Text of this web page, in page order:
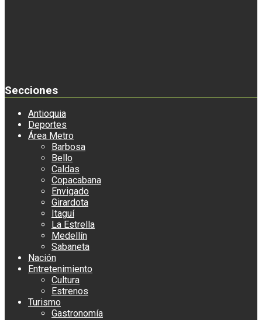
Secciones
Antioquia
Deportes
Área Metro
Barbosa
Bello
Caldas
Copacabana
Envigado
Girardota
Itaguí
La Estrella
Medellín
Sabaneta
Nación
Entretenimiento
Cultura
Estrenos
Turismo
Gastronomía